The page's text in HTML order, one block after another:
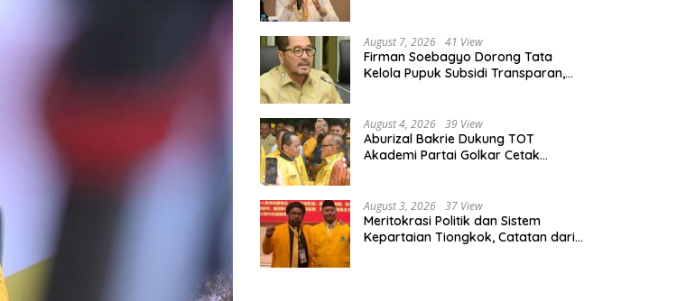
August 7, 2026 41 View
Firman Soebagyo Dorong Tata
Kelola Pupuk Subsidi Transparan,
August 4, 2026 39 View
Aburizal Bakrie Dukung TOT
Akademi Partai Golkar Cetak
August 3, 2026 37 View
Meritokrasi Politik dan Sistem
Kepartaian Tiongkok, Catatan dari